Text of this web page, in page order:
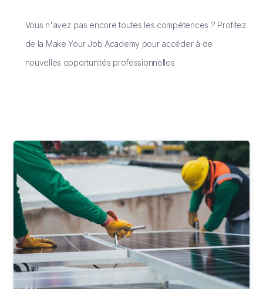
Vous n'avez pas encore toutes les compétences ? Profitez
de la Make Your Job Academy pour accéder à de
nouvelles opportunités professionnelles